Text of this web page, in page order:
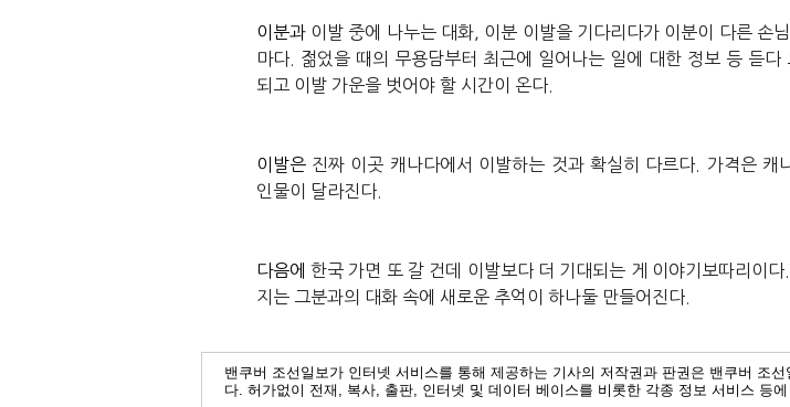
이분과 이발 중에 나누는 대화, 이분 이발을 기다리다가 이분이 다른 손
마다. 젊었을 때의 무용담부터 최근에 일어나는 일에 대한 정보 등 듣다
되고 이발 가운을 벗어야 할 시간이 온다.
이발은 진짜 이곳 캐나다에서 이발하는 것과 확실히 다르다 가격은 캐
인물이
달라진다.
다음에 한국 가면 또 갈 건데 이발보다 더 기대되는 게 이야기보따리이다.
지는 그분과의 대화 속에 새로운 추억이 하나둘 만들어진다.
밴쿠버 조선일보가 인터넷 서비스를 통해 제공하는 기사의 저작권과 판권은 밴쿠버 조
다. 허가없이 전재, 복사, 출판, 인터넷 및 데이터 베이스를 비롯한 각종 정보 서비스 등